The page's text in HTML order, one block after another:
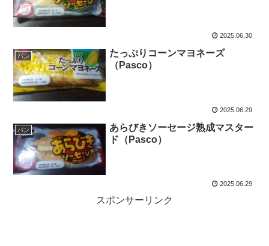
2025.06.30
パン
たっぷりコーンマヨネーズ
（Pasco）
2025.06.29
パン
あらびきソーセージ熟成マスター
ド（Pasco）
2025.06.29
スポンサーリンク